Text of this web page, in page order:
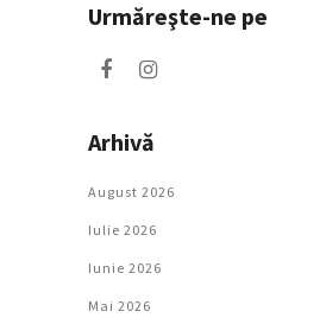
Urmăreşte-ne pe
Arhivă
August 2026
Iulie 2026
Iunie 2026
Mai 2026